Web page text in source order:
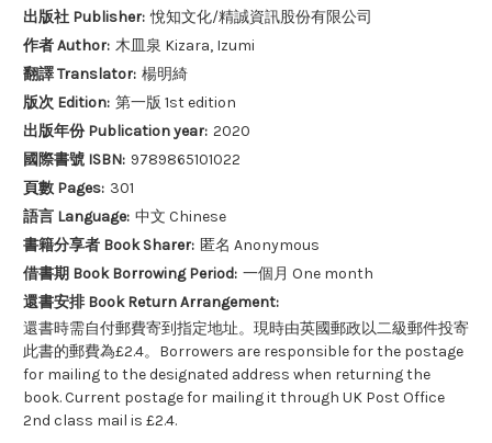
出版社 Publisher: 悅知文化/精誠資訊股份有限公司
作者 Author: 木皿泉 Kizara, Izumi
翻譯 Translator: 楊明綺
版次 Edition: 第一版 1st edition
出版年份 Publication year: 2020
國際書號 ISBN: 9789865101022
頁數 Pages: 301
語言 Language: 中文 Chinese
書籍分享者 Book Sharer: 匿名 Anonymous
借書期 Book Borrowing Period: 一個月 One month
還書安排 Book Return Arrangement:
還書時需自付郵費寄到指定地址。現時由英國郵政以二級郵件投寄
此書的郵費為£2.4。Borrowers are responsible for the postage
for mailing to the designated address when returning the
book. Current postage for mailing it through UK Post Office
2nd class mail is £2.4.